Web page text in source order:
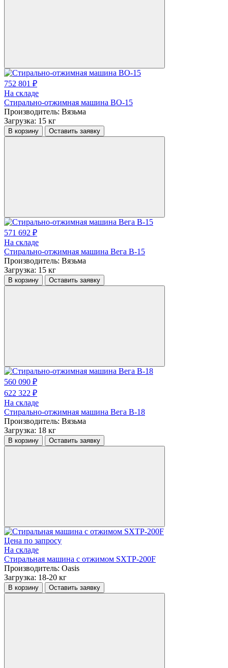
752 801 ₽
На складе
Стирально-отжимная машина ВО-15
Производитель: Вязьма
Загрузка: 15 кг
В корзину Оставить заявку
571 692 ₽
На складе
Стирально-отжимная машина Вега В-15
Производитель: Вязьма
Загрузка: 15 кг
В корзину Оставить заявку
560 090 ₽
622 322 ₽
На складе
Стирально-отжимная машина Вега В-18
Производитель: Вязьма
Загрузка: 18 кг
В корзину Оставить заявку
Цена по запросу
На складе
Стиральная машина с отжимом SXTP-200F
Производитель: Oasis
Загрузка: 18-20 кг
В корзину Оставить заявку